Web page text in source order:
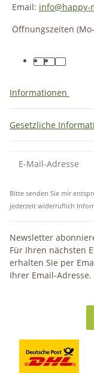
Email:
Öffnungszeiten
Informationen
Gesetzliche
Bitte senden Sie mir
jederzeit widerruflich
Newsletter
Für Ihren nächsten
erhalten Sie per
Ihrer Email-Adresse.